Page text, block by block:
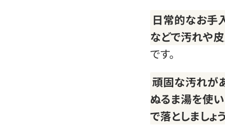
日常的なお手
などで汚れや
です。
頑固な汚れが
ぬるま湯を使
で落としましょ